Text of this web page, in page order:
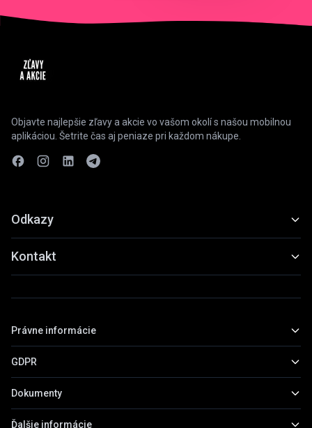
Objavte najlepšie zľavy a akcie vo vašom okolí s našou mobilnou
aplikáciou. Šetrite čas aj peniaze pri každom nákupe.
Odkazy
Funkcie
Ukážky
Stiahnuť
Kontakt
Praha, Česká republika
Právne informácie
Základné informácie
Zásady ochrany osobných údajov
GDPR
Všeobecné informácie
Dokumenty
Prehľad dokumentov
Ďalšie informácie